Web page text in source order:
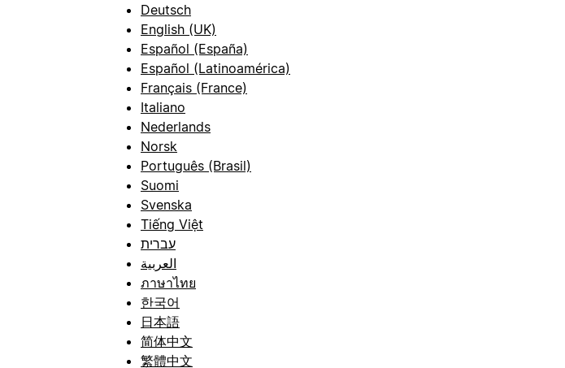
Deutsch
English (UK)
Español (España)
Español (Latinoamérica)
Français (France)
Italiano
Nederlands
Norsk
Português (Brasil)
Suomi
Svenska
Tiếng Việt
עברית
العربية
ภาษาไทย
한국어
日本語
简体中文
繁體中文